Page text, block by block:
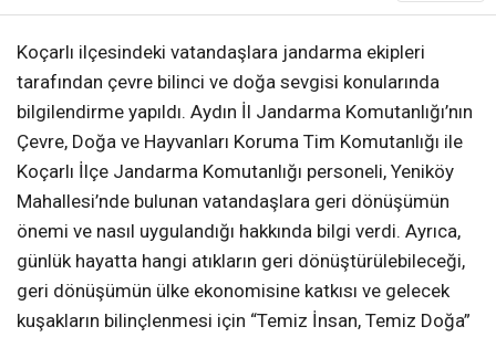
Koçarlı ilçesindeki vatandaşlara jandarma ekipleri
tarafından çevre bilinci ve doğa sevgisi konularında
bilgilendirme yapıldı. Aydın İl Jandarma Komutanlığı’nın
Çevre, Doğa ve Hayvanları Koruma Tim Komutanlığı ile
Koçarlı İlçe Jandarma Komutanlığı personeli, Yeniköy
Mahallesi’nde bulunan vatandaşlara geri dönüşümün
önemi ve nasıl uygulandığı hakkında bilgi verdi. Ayrıca,
günlük hayatta hangi atıkların geri dönüştürülebileceği,
geri dönüşümün ülke ekonomisine katkısı ve gelecek
kuşakların bilinçlenmesi için “Temiz İnsan, Temiz Doğa”